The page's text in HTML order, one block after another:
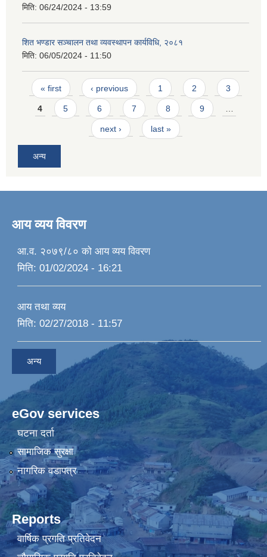
मिति: 06/24/2024 - 13:59
शित भण्डार सञ्चालन तथा व्यवस्थापन कार्यविधि, २०८१
मिति: 06/05/2024 - 11:50
Pages
« first ‹ previous 1 2 3
4 5 6 7 8 9
next › last »
अन्य
आय व्यय विवरण
आ.व. २०७९/८० को आय व्यय विवरण
मिति: 01/02/2024 - 16:21
आय तथा व्यय
मिति: 02/27/2018 - 11:57
अन्य
eGov services
घटना दर्ता
सामाजिक सुरक्षा
नागरिक वडापत्र
Reports
वार्षिक प्रगति प्रतिवेदन